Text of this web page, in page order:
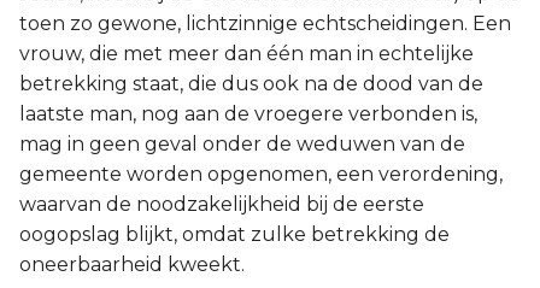
toen zo gewone, lichtzinnige echtscheidingen. Een
vrouw, die met meer dan één man in echtelijke
betrekking staat, die dus ook na de dood van de
laatste man, nog aan de vroegere verbonden is,
mag in geen geval onder de weduwen van de
gemeente worden opgenomen, een verordening,
waarvan de noodzakelijkheid bij de eerste
oogopslag blijkt, omdat zulke betrekking de
oneerbaarheid kweekt.